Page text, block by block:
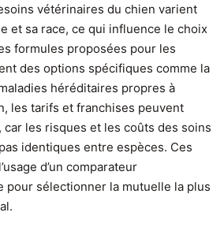
vétérinaires du chien varient
et sa race, ce qui influence le choix
formules proposées pour les
des options spécifiques comme la
héréditaires propres à
les tarifs et franchises peuvent
les risques et les coûts des soins
identiques entre espèces. Ces
d’un comparateur
pour sélectionner la mutuelle la plus